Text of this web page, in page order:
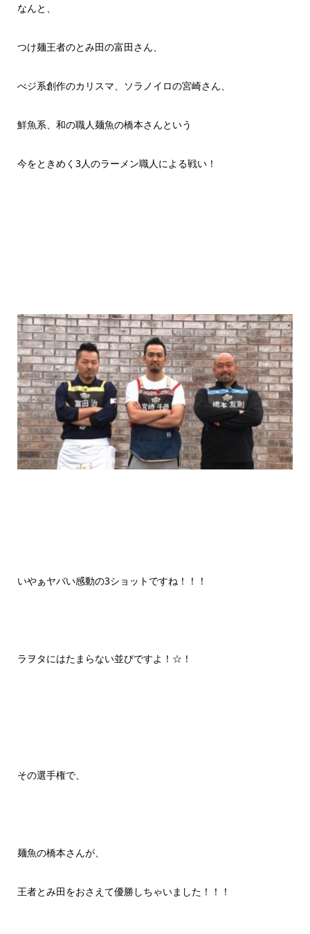
なんと、
つけ麺王者のとみ田の富田さん、
べジ系創作のカリスマ、ソラノイロの宮崎さん、
鮮魚系、和の職人麺魚の橋本さんという
今をときめく3人のラーメン職人による戦い！
いやぁヤバい感動の3ショットですね！！！
ラヲタにはたまらない並びですよ！☆！
その選手権で、
麺魚の橋本さんが、
王者とみ田をおさえて優勝しちゃいました！！！